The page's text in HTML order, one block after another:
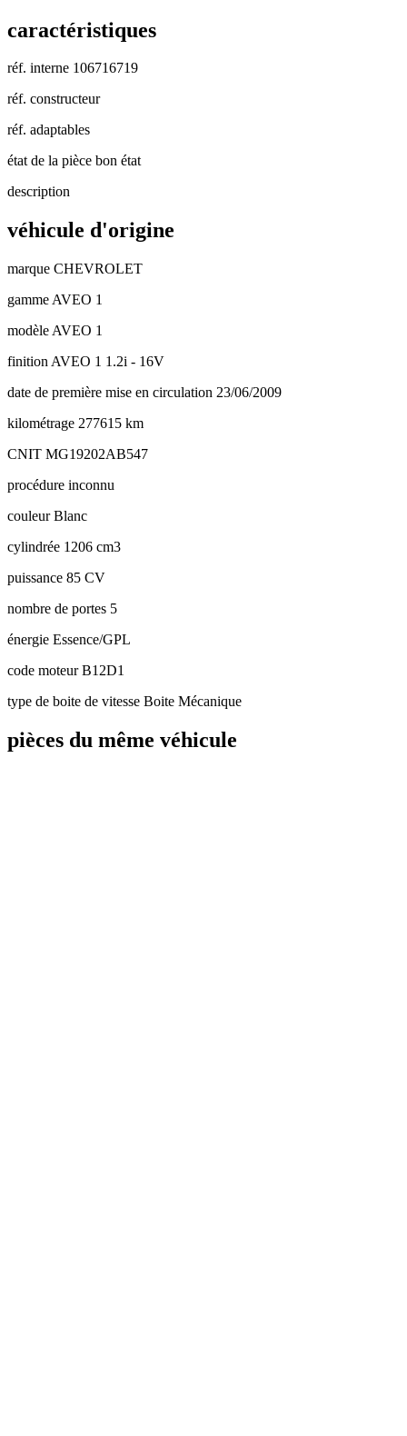
caractéristiques
réf. interne 106716719
réf. constructeur
réf. adaptables
état de la pièce bon état
description
véhicule d'origine
marque CHEVROLET
gamme AVEO 1
modèle AVEO 1
finition AVEO 1 1.2i - 16V
date de première mise en circulation 23/06/2009
kilométrage 277615 km
CNIT MG19202AB547
procédure inconnu
couleurBlanc
cylindrée 1206 cm3
puissance 85 CV
nombre de portes 5
énergie Essence/GPL
code moteurB12D1
type de boite de vitesse Boite Mécanique
pièces du même véhicule